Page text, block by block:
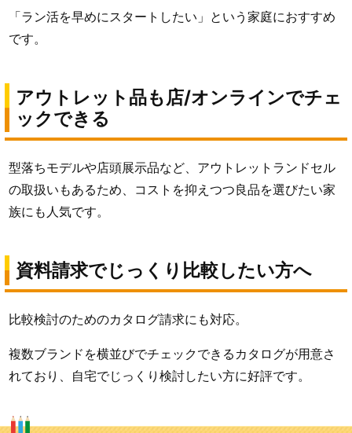
「ラン活を早めにスタートしたい」という家庭におすすめ
です。
アウトレット品も店/オンラインでチェ
ックできる
型落ちモデルや店頭展示品など、アウトレットランドセル
の取扱いもあるため、コストを抑えつつ良品を選びたい家
族にも人気です。
資料請求でじっくり比較したい方へ
比較検討のためのカタログ請求にも対応。
複数ブランドを横並びでチェックできるカタログが用意さ
れており、自宅でじっくり検討したい方に好評です。